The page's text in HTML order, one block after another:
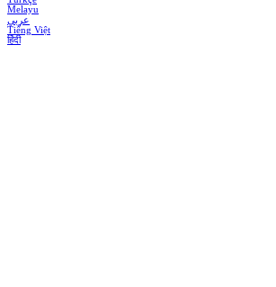
Melayu
عربي
Tiếng Việt
हिंदी